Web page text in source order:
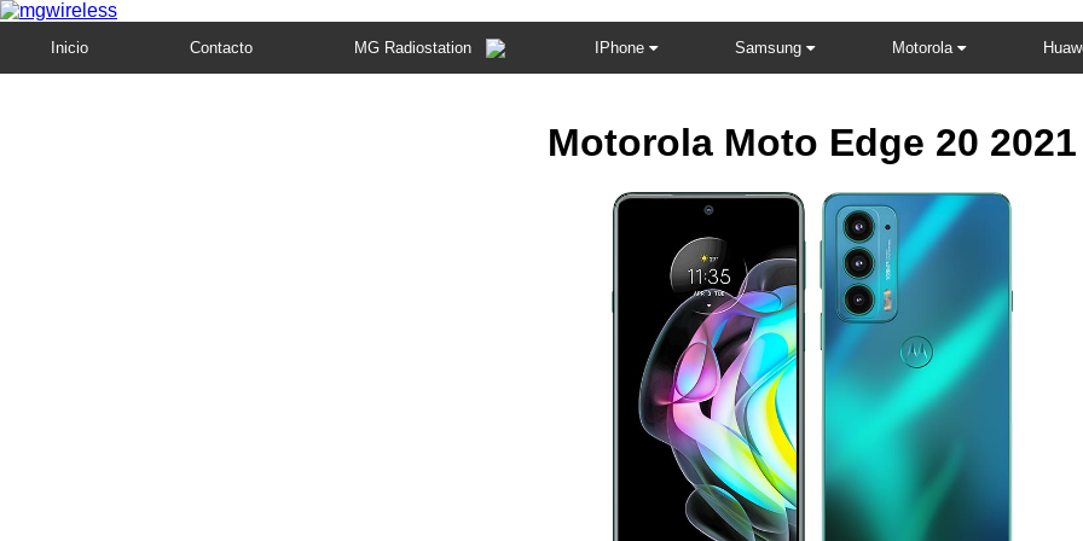
Inicio Contacto MG Radiostation IPhone Samsung Motorola
Motorola Moto Edge 20 2021